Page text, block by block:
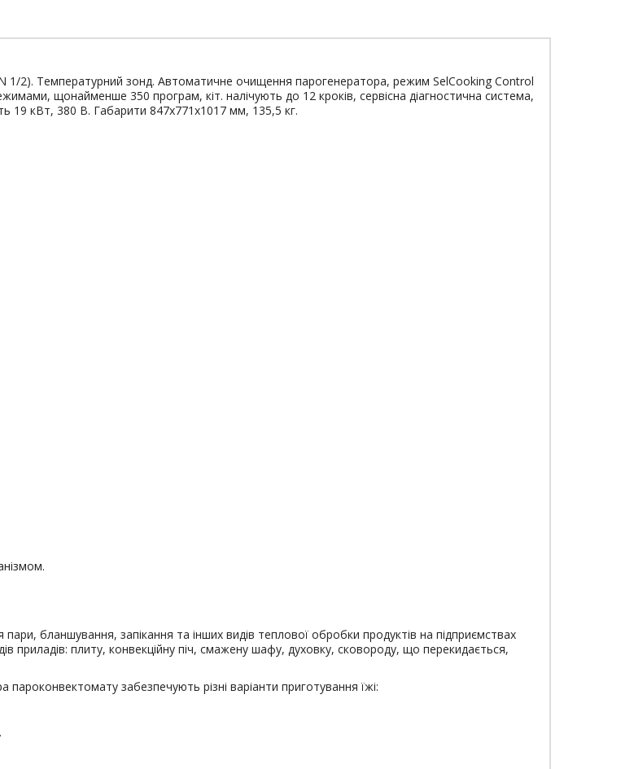
1/2). Температурний зонд. Автоматичне очищення парогенератора, режим SelCooking Control
щонайменше 350 програм, кіт. налічують до 12 кроків, сервісна діагностична система,
19 кВт, 380 В. Габарити 847х771х1017 мм, 135,5 кг.
бланшування, запікання та інших видів теплової обробки продуктів на підприємствах
приладів: плиту, конвекційну піч, смажену шафу, духовку, сковороду, що перекидається,
забезпечують різні варіанти приготування їжі: